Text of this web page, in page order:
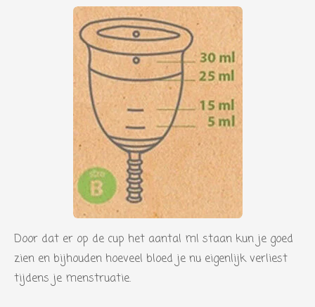
Door dat er op de cup het aantal ml staan kun je goed
zien en bijhouden hoeveel bloed je nu eigenlijk verliest
tijdens je menstruatie.